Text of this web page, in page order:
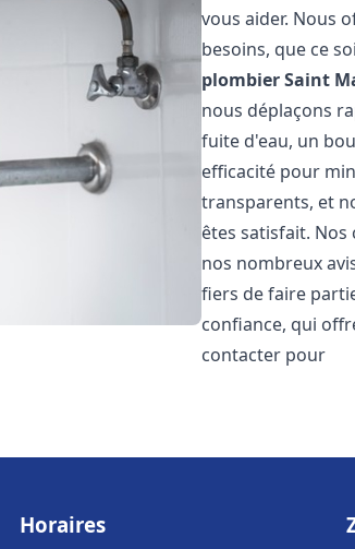
vous aider. Nous
besoins, que ce
plombierSaint
nous déplaçons
fuite d'eau, un
efficacité pour
transparents, et
êtes satisfait.
nos nombreux
fiers de faire
confiance, qui
contacter pour
Horaires